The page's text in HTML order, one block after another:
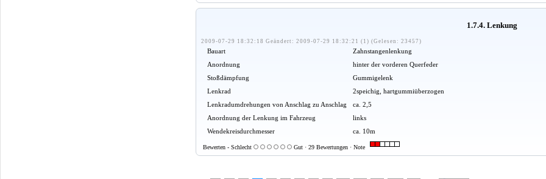
1.7.4. Lenkung
2009-07-29 18:32:18 Geändert: 2009-07-29 18:32:21 (1) (Gelesen: 23457)
Bauart
Zahnstangenlenkung
Anordnung
hinter der vorderen Querfeder
Stoßdämpfung
Gummigelenk
Lenkrad
2speichig, hartgummiüberzogen
Lenkradumdrehungen von Anschlag zu Anschlag
ca. 2,5
Anordnung der Lenkung im Fahrzeug
links
Wendekreisdurchmesser
ca. 10m
Bewerten - Schlecht Gut · 29 Bewertungen · Note